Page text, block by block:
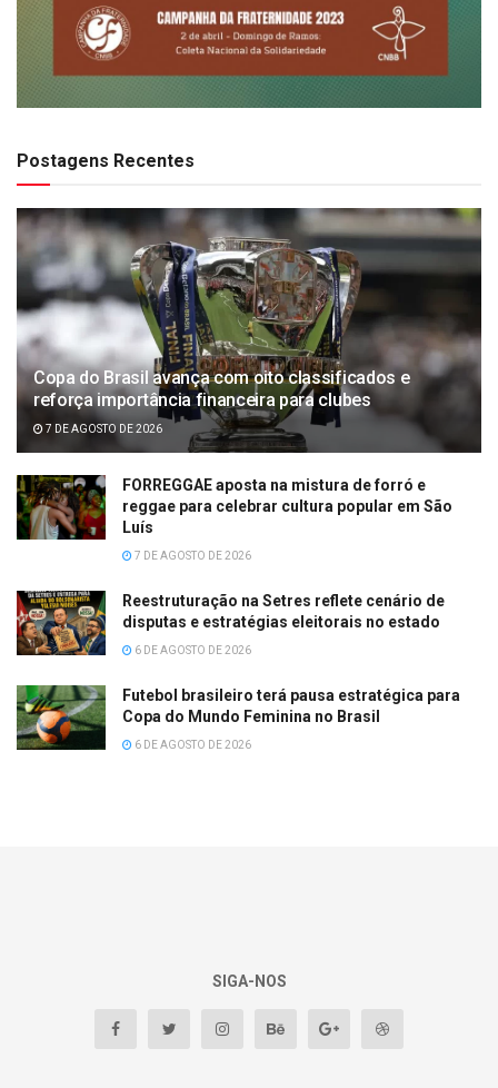
Postagens Recentes
Copa do Brasil avança com oito classificados e
reforça importância financeira para clubes
7 DE AGOSTO DE 2026
FORREGGAE aposta na mistura de forró e
reggae para celebrar cultura popular em São
Luís
7 DE AGOSTO DE 2026
Reestruturação na Setres reflete cenário de
disputas e estratégias eleitorais no estado
6 DE AGOSTO DE 2026
Futebol brasileiro terá pausa estratégica para
Copa do Mundo Feminina no Brasil
6 DE AGOSTO DE 2026
SIGA-NOS